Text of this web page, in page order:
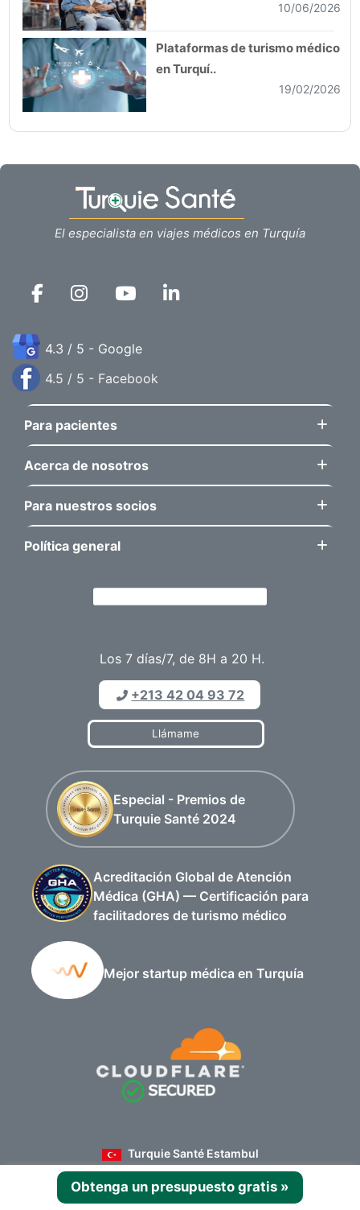
10/06/2026
Plataformas de turismo médico
en Turquí..
19/02/2026
El especialista en viajes médicos en Turquía
4.3 / 5 - Google
4.5 / 5 - Facebook
Para pacientes
Acerca de nosotros
Para nuestros socios
Política general
Los 7 días/7, de 8H a 20 H.
+213 42 04 93 72
Llámame
Especial - Premios de
Turquie Santé 2024
Acreditación Global de Atención
Médica (GHA) — Certificación para
facilitadores de turismo médico
Mejor startup médica en Turquía
Turquie Santé Estambul
19 mai, rue Buyukdere No:22 34360 Şişli / Istanbul
Lun–Vie : 8h–18h
Obtenga un presupuesto gratis »